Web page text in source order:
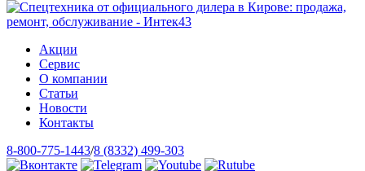
Акции
Сервис
О компании
Статьи
Новости
Контакты
8-800-775-1443/8 (8332) 499-303